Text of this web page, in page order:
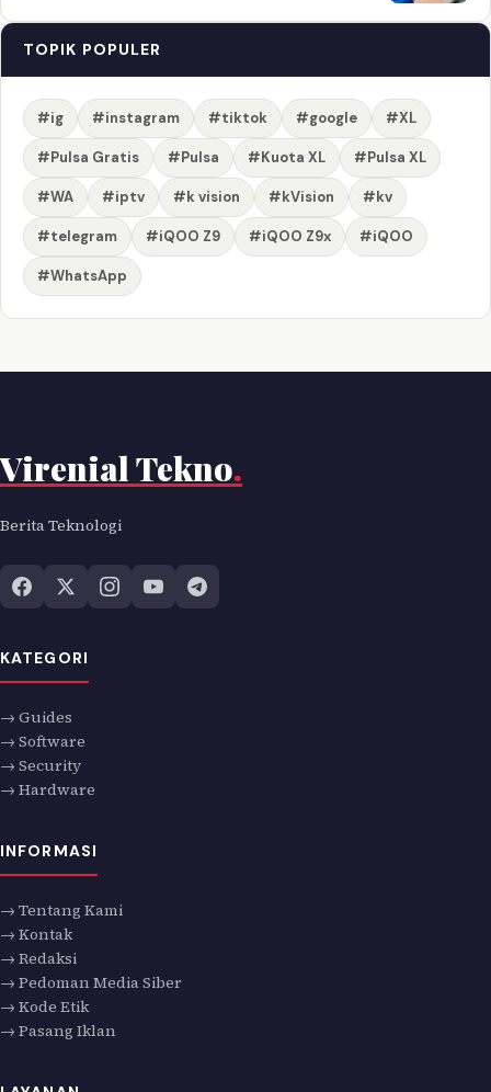
TOPIK POPULER
#ig #instagram #tiktok #google #XL
#Pulsa Gratis #Pulsa #Kuota XL #Pulsa XL
#WA #iptv #k vision #kVision #kv
#telegram #iQOO Z9 #iQOO Z9x #iQOO
#WhatsApp
Virenial Tekno.
Berita Teknologi
KATEGORI
→ Guides
→ Software
→ Security
→ Hardware
INFORMASI
→ Tentang Kami
→ Kontak
→ Redaksi
→ Pedoman Media Siber
→ Kode Etik
→ Pasang Iklan